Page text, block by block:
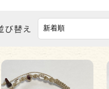
び替え